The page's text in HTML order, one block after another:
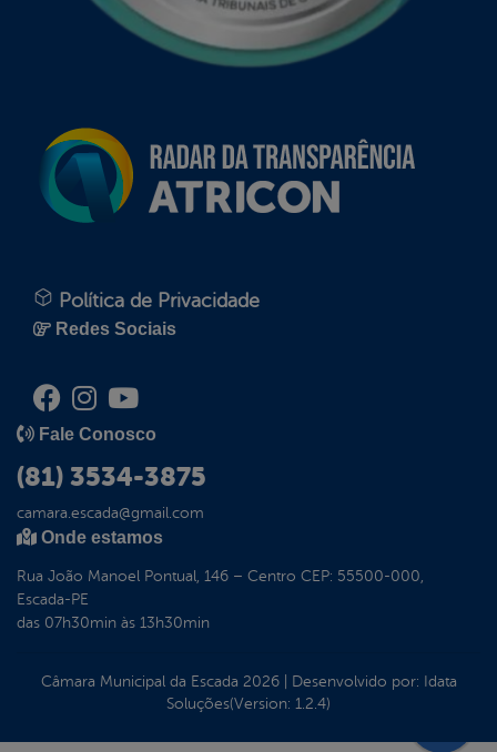
Política de Privacidade
Redes Sociais
Fale Conosco
(81) 3534-3875
camara.escada@gmail.com
Onde estamos
Rua João Manoel Pontual, 146 – Centro CEP: 55500-000,
Escada-PE
das 07h30min às 13h30min
Câmara Municipal da Escada 2026| Desenvolvido por: Idata
Soluções(Version: 1.2.4)